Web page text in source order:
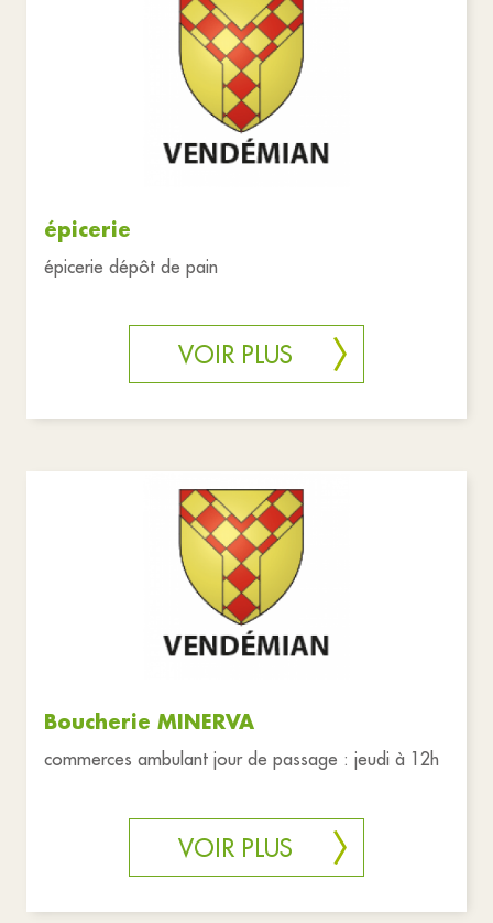
épicerie
épicerie dépôt de pain
VOIR PLUS
Boucherie MINERVA
commerces ambulant jour de passage : jeudi à 12h
VOIR PLUS